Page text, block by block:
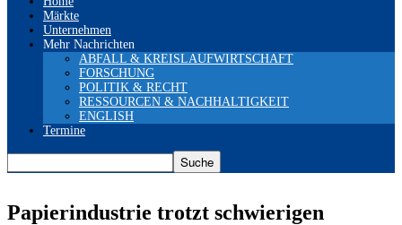
Märkte
Unternehmen
Mehr Nachrichten
ABFALL & KREISLAUFWIRTSCHAFT
FORSCHUNG
POLITIK & RECHT
RESSOURCEN & NACHHALTIGKEIT
ENGLISH
Termine
Papierindustrie trotzt schwierigen